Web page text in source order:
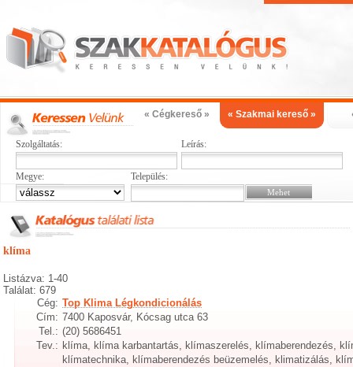
« Cégkereső » « Szakmai kereső »
Szolgáltatás: Leírás:
Megye: Település:
klíma
Listázva: 1-40
Találat: 679
Cég: Top Klima Légkondicionálás
Cím: 7400 Kaposvár, Kócsag utca 63
Tel.: (20) 5686451
Tev.: klíma, klíma karbantartás, klímaszerelés, klímaberendezés,
klímatechnika, klímaberendezés beüzemelés, klimatizálás,